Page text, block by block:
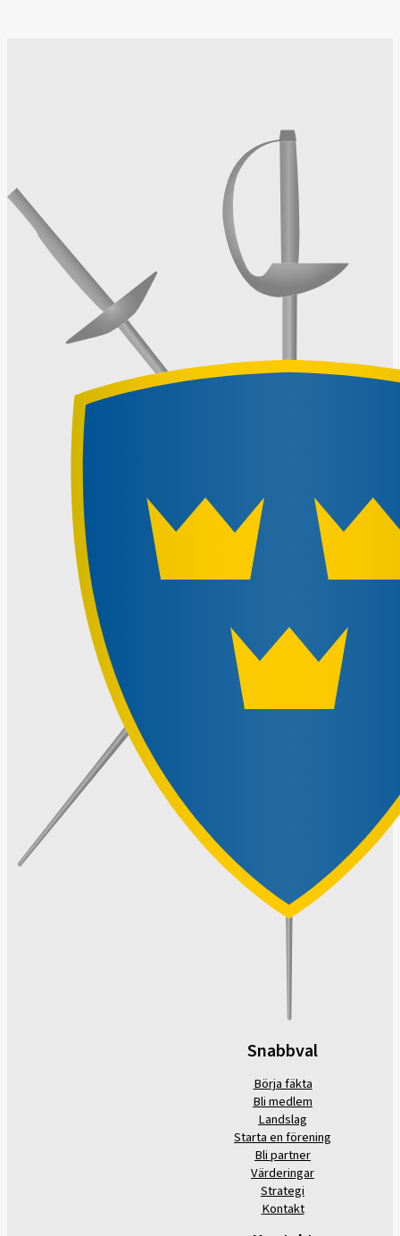
Snabbval
Börja fäkta
Bli medlem
Landslag
Starta en förening
Bli partner
Värderingar
Strategi
Kontakt